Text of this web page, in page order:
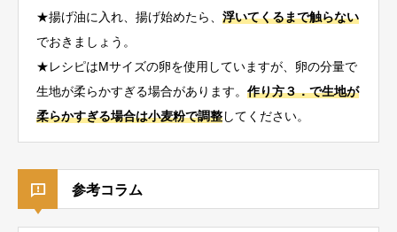
★揚げ油に入れ、揚げ始めたら、 浮いてくるまで触らない
でおきましょう。
★レシピはMサイズの卵を使用していますが、卵の分量で
生地が柔らかすぎる場合があります。 作り方３．で生地が
柔らかすぎる場合は小麦粉で調整してください。
参考コラム